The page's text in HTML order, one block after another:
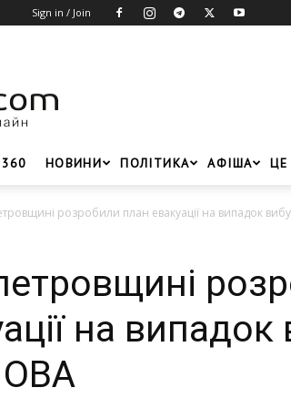
Sign in / Join
НОВИНИ ПОЛІТИКА АФІША ЦЕ
розробили план евакуації на випадок
на випадок
ОВА